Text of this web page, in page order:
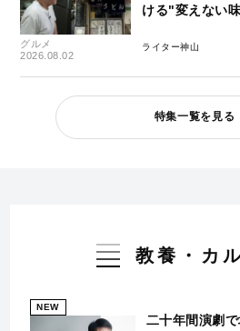
グルメ
2026.08.02
ける"変えない
ライター神山
特集一覧を見る
教養・カ
NEW
二十年間演劇